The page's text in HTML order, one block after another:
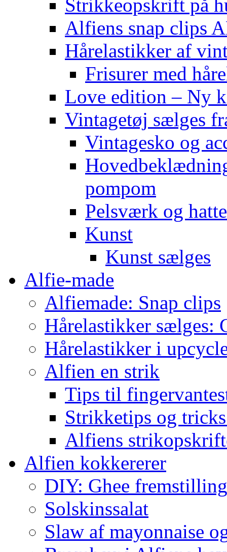
Strikkeopskrift på
Alfiens snap clips
Hårelastikker af
Frisurer med
Love edition – Ny
Vintagetøj sælges
Vintagesko og
pompom
Pelsværk og
Kunst
Kunst sælges
Alfie-made
Alfiemade: Snap clips
Hårelastikker sælges:
Hårelastikker i
Alfien en strik
Tips til
Strikketips og
Alfiens
Alfien kokkererer
DIY: Ghee
Solskinssalat
Slaw af mayonnaise